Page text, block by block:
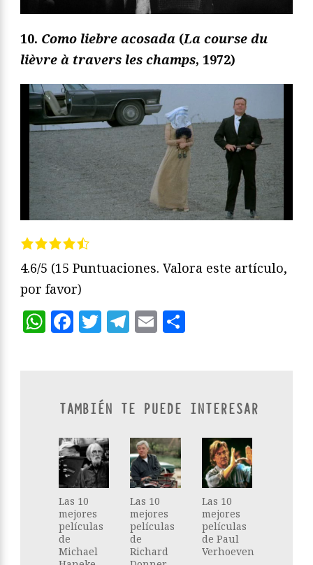
10. Como liebre acosada (La course du
lièvre à travers les champs, 1972)
4.6/5 (15 Puntuaciones. Valora este artículo,
por favor)
WhatsApp
Facebook
Twitter
Telegram
Email
TAMBIÉN TE PUEDE INTERESAR
Las 10
mejores
películas
de
Michael
Las 10
mejores
películas
de
Richard
Las 10
mejores
películas
de Paul
Verhoeven